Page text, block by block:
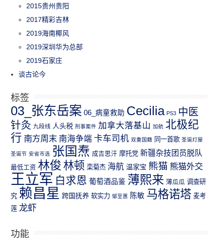
2015贵州贵阳
2017精彩吉林
2019海南椰风
2019深圳华为总部
2019石家庄
谈古论今
标签
03_张东岳案 06_病童救助 Cecilia PS3 中医
针灸 九段线 人头税 刑事案件 加拿大落基山 加航 北极纪
行 南方周末 南海争端 卡车司机 双重国籍 同一首歌 圣诞灯屋
圣诞节 安省市选 张国焘 成吉思汗 摩托党 新疆杂技团员脱队
最低工资 林俊 林顿 栾菊杰 海航 温家宝 熊猫 熊猫外交
王立军 白求恩 葡萄酒品鉴 薄熙来 薄瓜瓜 调查研
究 赖昌星 跨国抚养 软实力 邹至蕙 陈敏 马格诺塔 麦考
莲 龙虾
功能